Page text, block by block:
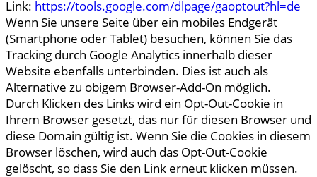
Link: https://tools.google.com/dlpage/gaoptout?hl=de
Wenn Sie unsere Seite über ein mobiles Endgerät
(Smartphone oder Tablet) besuchen, können Sie das
Tracking durch Google Analytics innerhalb dieser
Website ebenfalls unterbinden. Dies ist auch als
Alternative zu obigem Browser-Add-On möglich.
Durch Klicken des Links wird ein Opt-Out-Cookie in
Ihrem Browser gesetzt, das nur für diesen Browser und
diese Domain gültig ist. Wenn Sie die Cookies in diesem
Browser löschen, wird auch das Opt-Out-Cookie
gelöscht, so dass Sie den Link erneut klicken müssen.